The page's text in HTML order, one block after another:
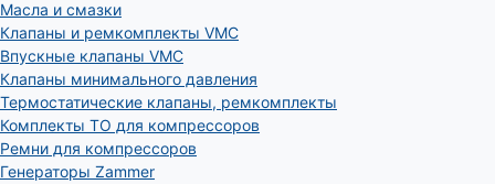
Масла и смазки
Клапаны и ремкомплекты VMC
Впускные клапаны VMC
Клапаны минимального давления
Термостатические клапаны, ремкомплекты
Комплекты ТО для компрессоров
Ремни для компрессоров
Генераторы Zammer